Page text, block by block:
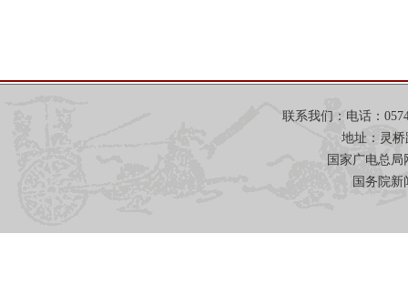
联系我们：电话：
地址：灵桥
国家广电总局
国务院新